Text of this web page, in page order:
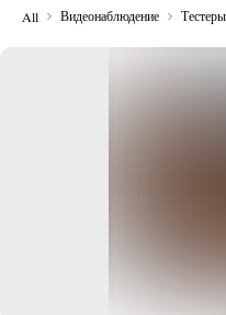
All Видеонаблюдение